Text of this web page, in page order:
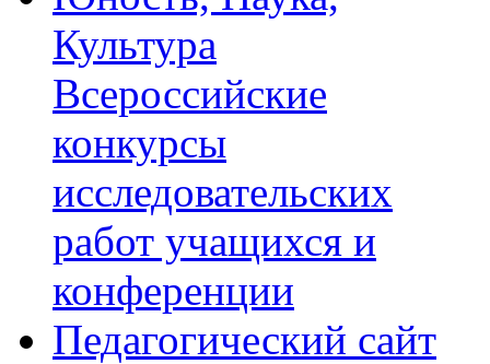
Культура
Всероссийские
конкурсы
исследовательских
работ учащихся и
конференции
Педагогический сайт